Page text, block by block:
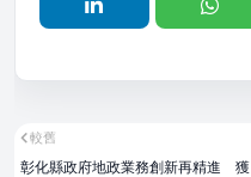
較舊
彰化縣政府地政業務創新再精進 獲